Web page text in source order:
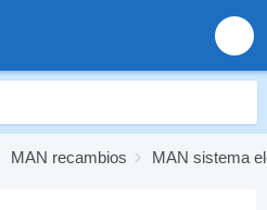
MAN recambios MAN sistema